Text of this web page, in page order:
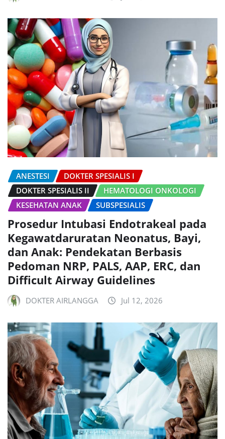
ANESTESI
DOKTER SPESIALIS I
DOKTER SPESIALIS II
HEMATOLOGI ONKOLOGI
KESEHATAN ANAK
SUBSPESIALIS
Prosedur Intubasi Endotrakeal pada
Kegawatdaruratan Neonatus, Bayi,
dan Anak: Pendekatan Berbasis
Pedoman NRP, PALS, AAP, ERC, dan
Difficult Airway Guidelines
DOKTER AIRLANGGA Jul 12, 2026